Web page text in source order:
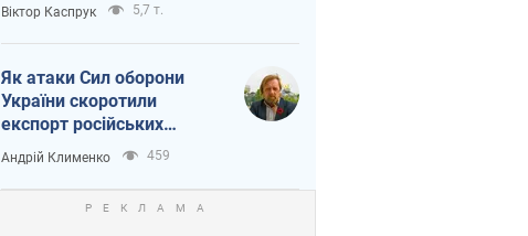
Віктор Каспрук 5,7 т.
Як атаки Сил оборони
України скоротили
експорт російських
нафтопродуктів
Андрій Клименко 459